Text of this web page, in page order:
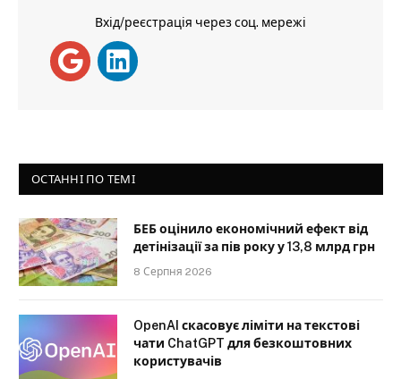
Вхід/реєстрація через соц. мережі
ОСТАННІ ПО ТЕМІ
БЕБ оцінило економічний ефект від
детінізації за пів року у 13,8 млрд грн
8 Серпня 2026
OpenAI скасовує ліміти на текстові
чати ChatGPT для безкоштовних
користувачів